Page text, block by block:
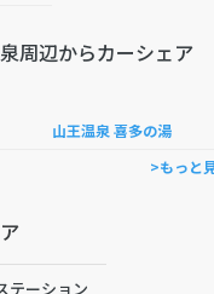
周辺からカーシェア
山王温泉 喜多の湯
>もっと
テーション